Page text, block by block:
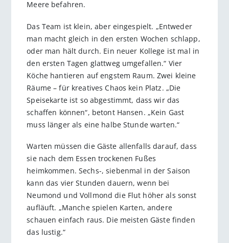
Meere befahren.
Das Team ist klein, aber eingespielt. „Entweder
man macht gleich in den ersten Wochen schlapp,
oder man hält durch. Ein neuer Kollege ist mal in
den ersten Tagen glattweg umgefallen.“ Vier
Köche hantieren auf engstem Raum. Zwei kleine
Räume – für kreatives Chaos kein Platz. „Die
Speisekarte ist so abgestimmt, dass wir das
schaffen können“, betont Hansen. „Kein Gast
muss länger als eine halbe Stunde warten.“
Warten müssen die Gäste allenfalls darauf, dass
sie nach dem Essen trockenen Fußes
heimkommen. Sechs-, siebenmal in der Saison
kann das vier Stunden dauern, wenn bei
Neumond und Vollmond die Flut höher als sonst
aufläuft. „Manche spielen Karten, andere
schauen einfach raus. Die meisten Gäste finden
das lustig.“